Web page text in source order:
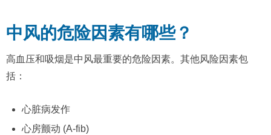
中风的危险因素有哪些？
高血压和吸烟是中风最重要的危险因素。其他风险因素包
括：
心脏病发作
心房颤动 (A-fib)